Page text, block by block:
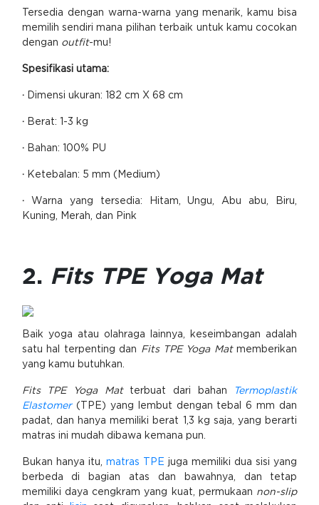
Tersedia dengan warna-warna yang menarik, kamu bisa
memilih sendiri mana pilihan terbaik untuk kamu cocokan
dengan outfit-mu!
Spesifikasi utama:
· Dimensi ukuran: 182 cm X 68 cm
· Berat: 1-3 kg
· Bahan: 100% PU
· Ketebalan: 5 mm (Medium)
· Warna yang tersedia: Hitam, Ungu, Abu abu, Biru,
Kuning, Merah, dan Pink
2. Fits TPE Yoga Mat
Baik yoga atau olahraga lainnya, keseimbangan adalah
satu hal terpenting dan Fits TPE Yoga Matmemberikan
yang kamu butuhkan.
Fits TPE Yoga Mat terbuat dari bahan
Termoplastik
Elastomer (TPE) yang lembut dengan tebal 6 mm dan
padat, dan hanya memiliki berat 1,3 kg saja, yang berarti
matras ini mudah dibawa kemana pun.
Bukan hanya itu, matras TPE juga memiliki dua sisi yang
berbeda di bagian atas dan bawahnya, dan tetap
memiliki daya cengkram yang kuat, permukaan non-slip